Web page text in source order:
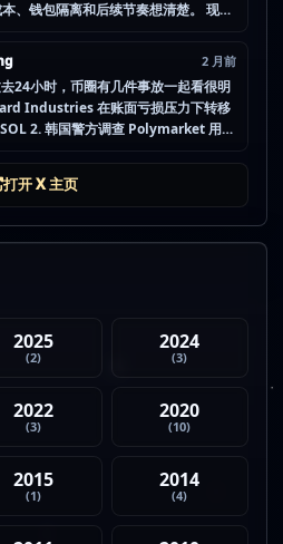
、钱包隔离和后续节奏想清楚。 现在
mao.lu/today-airdrop-selecti… #空
2 月前
24小时，币圈有几件事放一起看很明
Industries 在账面亏损压力下转移
2. 韩国警方调查 Polymarket 用户
打开 X 主页
2025
(2)
2024
(3)
2022
(3)
2020
(10)
2015
(1)
2014
(4)